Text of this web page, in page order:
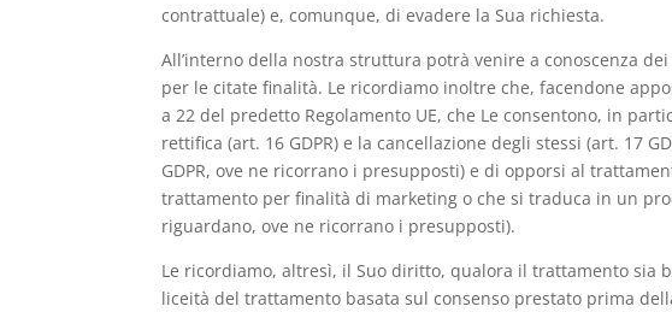
contrattuale) e, comunque, di evadere la Sua richiesta.
All’interno della nostra struttura potrà venire a conoscenza
per le citate finalità. Le ricordiamo inoltre che, facendone
a 22 del predetto Regolamento UE, che Le consentono, in
rettifica (art. 16 GDPR) e la cancellazione degli stessi (art. 17
GDPR, ove ne ricorrano i presupposti) e di opporsi al
trattamento per finalità di marketing o che si traduca in un
riguardano, ove ne ricorrano i presupposti).
Le ricordiamo, altresì, il Suo diritto, qualora il trattamento sia
liceità del trattamento basata sul consenso prestato prima